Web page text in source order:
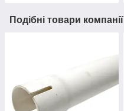
Подібні товари компанії